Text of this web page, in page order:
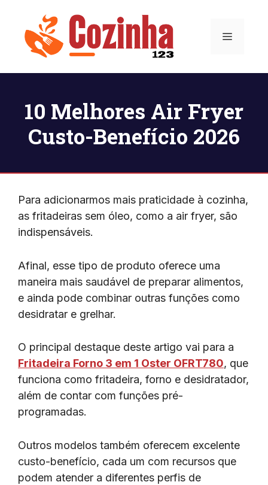
conteúdo
Menu
10 Melhores Air Fryer
Custo-Benefício 2026
Para adicionarmos mais praticidade à cozinha,
as fritadeiras sem óleo, como a air fryer, são
indispensáveis.
Afinal, esse tipo de produto oferece uma
maneira mais saudável de preparar alimentos,
e ainda pode combinar outras funções como
desidratar e grelhar.
O principal destaque deste artigo vai para a
Fritadeira Forno 3 em 1 Oster OFRT780, que
funciona como fritadeira, forno e desidratador,
além de contar com funções pré-
programadas.
Outros modelos também oferecem excelente
custo-benefício, cada um com recursos que
podem atender a diferentes perfis de